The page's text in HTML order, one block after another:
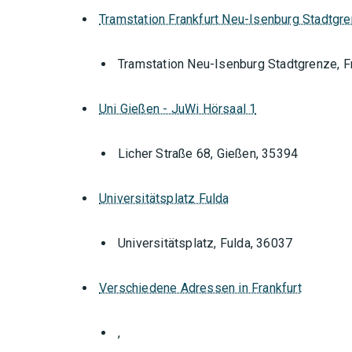
Orte mit vielen
Tramstation Frankfurt Neu-Isenburg
Tramstation Neu-Isenburg Stadtgrenze,
Uni Gießen - JuWi Hörsaal 1
Licher Straße 68, Gießen, 35394
Universitätsplatz Fulda
Universitätsplatz, Fulda, 36037
Verschiedene Adressen in Frankfurt
,